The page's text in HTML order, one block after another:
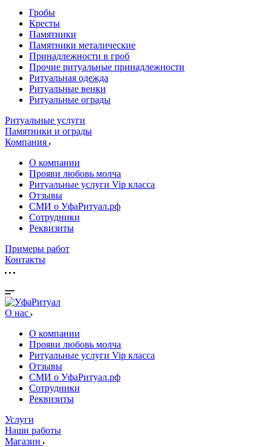
Гробы
Кресты
Памятники
Памятники металические
Принадлежности в гроб
Прочие ритуальные принадлежности
Ритуальная одежда
Ритуальные венки
Ритуальные ограды
Ритуальные услуги
Памятники и ограды
Компания
О компании
Прояви любовь молча
Ритуальные услуги Vip класса
Отзывы
СМИ о УфаРитуал.рф
Сотрудники
Реквизиты
Примеры работ
Контакты
О нас
О компании
Прояви любовь молча
Ритуальные услуги Vip класса
Отзывы
СМИ о УфаРитуал.рф
Сотрудники
Реквизиты
Услуги
Наши работы
Магазин